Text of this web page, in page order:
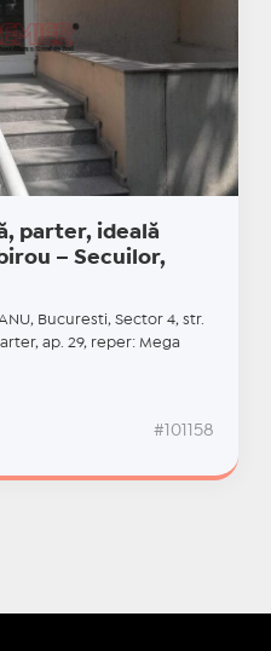
parter, ideală
– Secuilor,
Bucuresti, Sector 4, str.
ap. 29, reper: Mega
#101158